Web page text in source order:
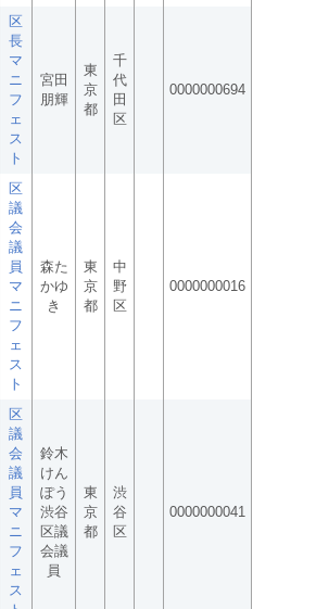
区
長
マ
ニ
フ
ェ
ス
ト
宮田
朋輝
東
京
都
千
代
田
区
0000000694
区
議
会
議
員
マ
ニ
フ
ェ
ス
ト
森た
かゆ
き
東
京
都
中
野
区
0000000016
区
議
会
議
員
マ
ニ
フ
ェ
ス
鈴木
けん
ぽう
渋谷
区議
会議
員
東
京
都
渋
谷
区
0000000041